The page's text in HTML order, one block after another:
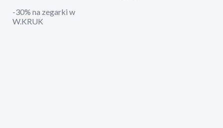
-30% na zegarki w
W.KRUK